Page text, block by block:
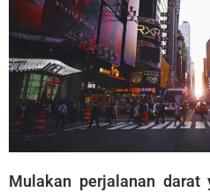
Mulakan perjalanan darat